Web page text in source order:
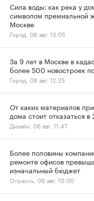
Сила воды: как река у
символом премиальной
Москве
Город, 06 авг, 13:05
За 9 лет в Москве в
более 500 новостроек
Город, 06 авг, 12:25
От каких материалов
дома стоит отказаться в
Дизайн, 06 авг, 11:47
Более половины
ремонте офисов
изначальный бюджет
Отрасль, 06 авг, 10:00